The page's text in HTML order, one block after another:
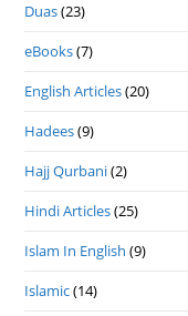
Duas(23)
eBooks(7)
English Articles(20)
Hadees(9)
Hajj Qurbani(2)
Hindi Articles(25)
Islam In English (9)
Islamic(14)